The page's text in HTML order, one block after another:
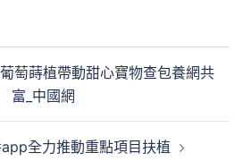
萄蒔植帶動甜心寶物查包養網共
富_中國網
全力推動重點項目扶植